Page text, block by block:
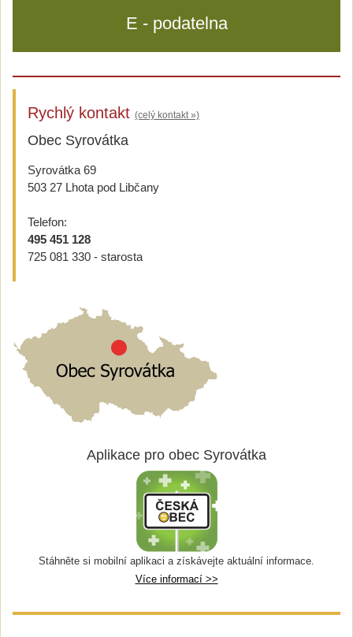
E - podatelna
Rychlý kontakt (celý kontakt »)
Obec Syrovátka
Syrovátka 69
503 27 Lhota pod Libčany
Telefon:
495 451 128
725 081 330 - starosta
Aplikace pro obec Syrovátka
Stáhněte si mobilní aplikaci a získávejte aktuální informace.
Více informací >>